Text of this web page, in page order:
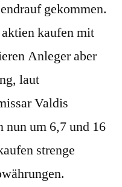
gekommen.
kaufen mit
Anleger aber
laut
Valdis
nun um 6,7 und 16
strenge